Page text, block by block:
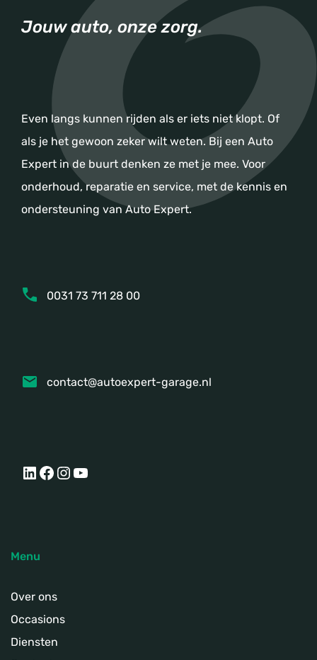
Jouw auto, onze zorg.
Even langs kunnen rijden als er iets niet klopt. Of
als je het gewoon zeker wilt weten. Bij een Auto
Expert in de buurt denken ze met je mee. Voor
onderhoud, reparatie en service, met de kennis en
ondersteuning van Auto Expert.
0031 73 711 28 00
contact@autoexpert-garage.nl
Menu
Over ons
Occasions
Diensten